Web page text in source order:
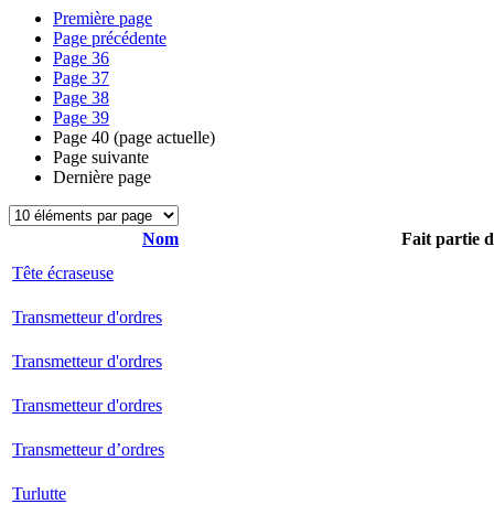
Première page
Page précédente
Page 36
Page 37
Page 38
Page 39
Page 40 (page actuelle)
Page suivante
Dernière page
Nom
Fait partie
Tête écraseuse
Transmetteur d'ordres
Transmetteur d'ordres
Transmetteur d'ordres
Transmetteur d’ordres
Turlutte